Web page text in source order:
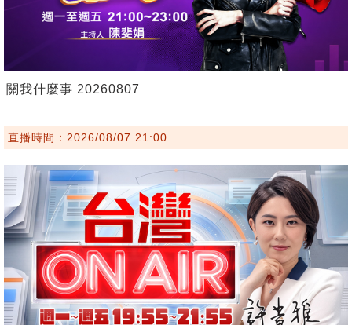
關我什麼事 20260807
直播時間：2026/08/07 21:00